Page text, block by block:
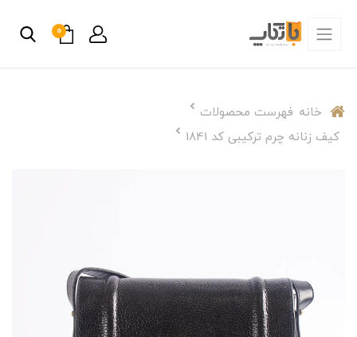
0
خانه فهرست محصولات
کیف زنانه چرم ترکیبی کد 1841